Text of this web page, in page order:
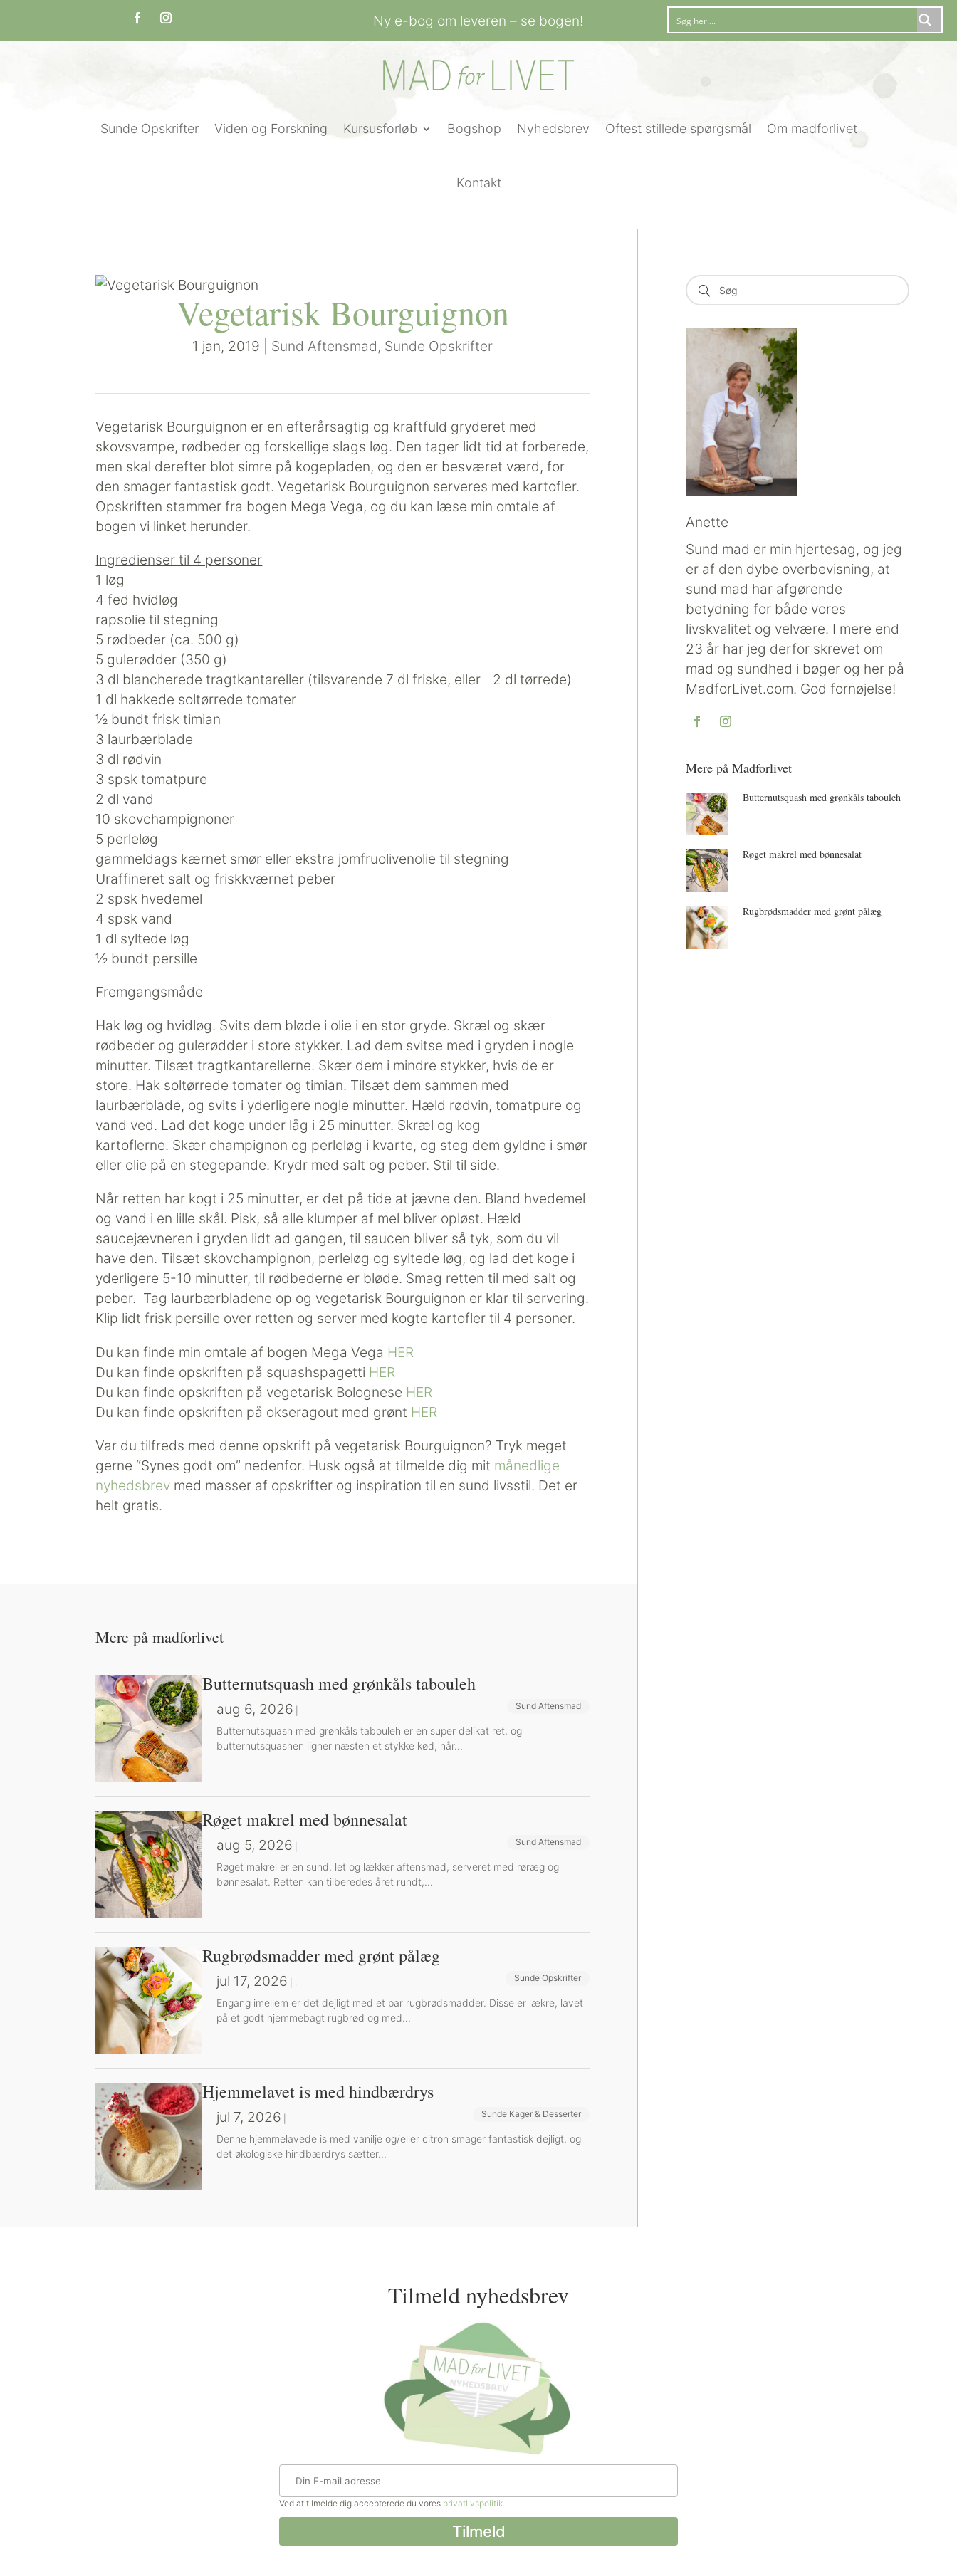
Ny e-bog om leveren – se bogen!
Sunde Opskrifter Viden og Forskning Kursusforløb Bogshop Nyhedsbrev Oftest stillede spørgsmål Om madforlivet
Kontakt
Vegetarisk Bourguignon
1 jan, 2019 Sund Aftensmad, Sunde Opskrifter
Vegetarisk Bourguignon er en efterårsagtig og kraftfuld gryderet med
skovsvampe, rødbeder og forskellige slags løg. Den tager lidt tid at forberede,
men skal derefter blot simre på kogepladen, og den er besværet værd, for
den smager fantastisk godt. Vegetarisk Bourguignon serveres med kartofler.
Opskriften stammer fra bogen Mega Vega, og du kan læse min omtale af
bogen vi linket herunder.
Ingredienser til 4 personer
1 løg
4 fed hvidløg
rapsolie til stegning
5 rødbeder (ca. 500 g)
5 gulerødder (350 g)
3 dl blancherede tragtkantareller (tilsvarende 7 dl friske, eller 2 dl tørrede)
1 dl hakkede soltørrede tomater
½ bundt frisk timian
3 laurbærblade
3 dl rødvin
3 spsk tomatpure
2 dl vand
10 skovchampignoner
5 perleløg
gammeldags kærnet smør eller ekstra jomfruolivenolie til stegning
Uraffineret salt og friskkværnet peber
2 spsk hvedemel
4 spsk vand
1 dl syltede løg
½ bundt persille
Fremgangsmåde
Hak løg og hvidløg. Svits dem bløde i olie i en stor gryde. Skræl og skær
rødbeder og gulerødder i store stykker. Lad dem svitse med i gryden i nogle
minutter. Tilsæt tragtkantarellerne. Skær dem i mindre stykker, hvis de er
store. Hak soltørrede tomater og timian. Tilsæt dem sammen med
laurbærblade, og svits i yderligere nogle minutter. Hæld rødvin, tomatpure og
vand ved. Lad det koge under låg i 25 minutter. Skræl og kog
kartoflerne. Skær champignon og perleløg i kvarte, og steg dem gyldne i smør
eller olie på en stegepande. Krydr med salt og peber. Stil til side.
Når retten har kogt i 25 minutter, er det på tide at jævne den. Bland hvedemel
og vand i en lille skål. Pisk, så alle klumper af mel bliver opløst. Hæld
saucejævneren i gryden lidt ad gangen, til saucen bliver så tyk, som du vil
have den. Tilsæt skovchampignon, perleløg og syltede løg, og lad det koge i
yderligere 5-10 minutter, til rødbederne er bløde. Smag retten til med salt og
peber. Tag laurbærbladene op og vegetarisk Bourguignon er klar til servering.
Klip lidt ­frisk persille over retten og server med kogte kartofler til 4 personer.
Du kan finde min omtale af bogen Mega Vega HER
Du kan finde opskriften på squashspagetti HER
Du kan finde opskriften på vegetarisk Bolognese HER
Du kan finde opskriften på okseragout med grønt HER
Var du tilfreds med denne opskrift på vegetarisk Bourguignon? Tryk meget
gerne “Synes godt om” nedenfor. Husk også at tilmelde dig mit månedlige
nyhedsbrev med masser af opskrifter og inspiration til en sund livsstil. Det er
helt gratis.
Anette
Sund mad er min hjertesag, og jeg
er af den dybe overbevisning, at
sund mad har afgørende
betydning for både vores
livskvalitet og velvære. I mere end
23 år har jeg derfor skrevet om
mad og sundhed i bøger og her på
MadforLivet.com. God fornøjelse!
Mere på Madforlivet
Butternutsquash med grønkåls tabouleh
Røget makrel med bønnesalat
Rugbrødsmadder med grønt pålæg
Mere på madforlivet
Butternutsquash med grønkåls tabouleh
aug 6, 2026 Sund Aftensmad
Butternutsquash med grønkåls tabouleh er en super delikat ret, og
butternutsquashen ligner næsten et stykke kød, når...
Røget makrel med bønnesalat
aug 5, 2026 Sund Aftensmad
Røget makrel er en sund, let og lækker aftensmad, serveret med røræg og
bønnesalat. Retten kan tilberedes året rundt,...
Rugbrødsmadder med grønt pålæg
jul 17, 2026 Sund Aftensmad
Sunde Opskrifter
Engang imellem er det dejligt med et par rugbrødsmadder. Disse er lækre, lavet
på et godt hjemmebagt rugbrød og med...
Hjemmelavet is med hindbærdrys
jul 7, 2026 Sunde Kager & Desserter
Denne hjemmelavede is med vanilje og/eller citron smager fantastisk dejligt, og
det økologiske hindbærdrys sætter...
Tilmeld nyhedsbrev
Ved at tilmelde dig accepterede du vores privatlivspolitik.